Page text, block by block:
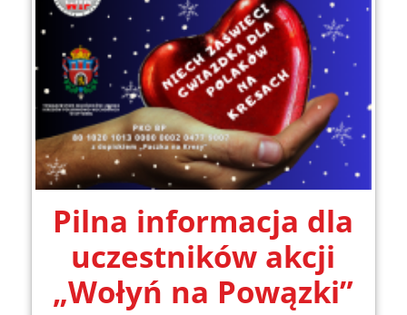
Pilna informacja dla
uczestników akcji
„Wołyń na Powązki”